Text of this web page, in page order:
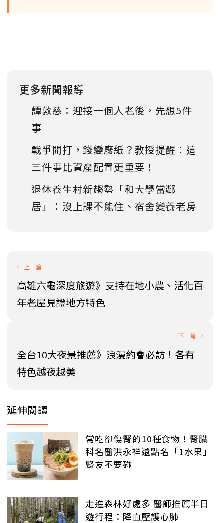
更多新聞報導
譚敦慈：迎接一個人老後，先想5件
事
戰爭開打，錢變廢紙？教授提醒：這
三件事比資產配置更重要！
退休養生村新趨勢「和大學當鄰
居」：沒上課不能住、宿舍變養老房
高雄六龜深度旅遊》支持在地小農、活化百
年老屋見證地方特色
全台10大夜景推薦》浪漫約會必訪！各有
特色越夜越美
延伸閱讀
常吃卻傷腎的10種食物！腎臟
科名醫洪永祥還點名「1水果」
腎友不要碰
走進森林好處多 醫師推薦半日
遊行程：降血壓護心肺